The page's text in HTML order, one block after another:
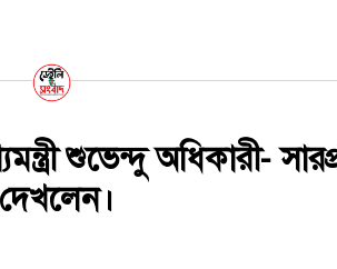
শুভেন্দু অধিকারী-